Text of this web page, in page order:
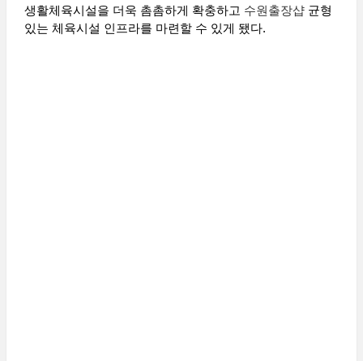
생활체육시설을 더욱 촘촘하게 확충하고 수원출장샵 균형
있는 체육시설 인프라를 마련할 수 있게 됐다.